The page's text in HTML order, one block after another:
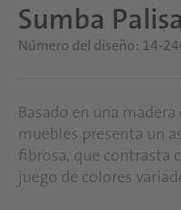
Sumba
Número del diseño: 14-
Basado en una
muebles presenta un
fibrosa, que contrasta
juego de colores